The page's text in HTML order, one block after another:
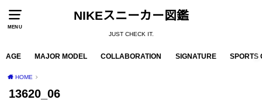
MENU
NIKEスニーカー図鑑
JUST CHECK IT.
AGE MAJOR MODEL COLLABORATION SIGNATURE SPORTS
HOME
13620_06